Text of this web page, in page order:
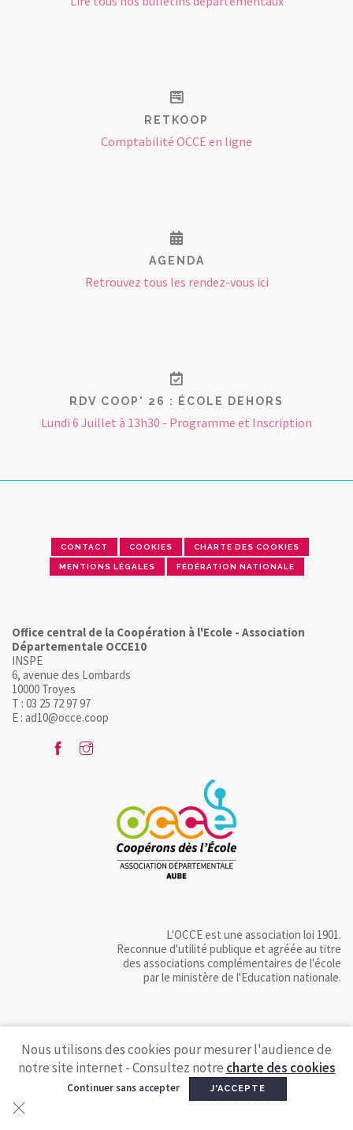
RETKOOP
Comptabilité OCCE en ligne
AGENDA
Retrouvez tous les rendez-vous ici
RDV COOP' 26 : ÉCOLE DEHORS
Lundi 6 Juillet à 13h30 - Programme et Inscription
CONTACT COOKIES CHARTE DES COOKIES
MENTIONS LÉGALES FÉDÉRATION NATIONALE
Office central de la Coopération à l'Ecole - Association
Départementale OCCE10
INSPE
6, avenue des Lombards
10000 Troyes
T : 03 25 72 97 97
E : ad10@occe.coop
L'OCCE est une association loi 1901.
Reconnue d'utilité publique et agréée au titre
des associations complémentaires de l'école
par le ministère de l'Education nationale.
Nous utilisons des cookies pour mesurer l'audience de
notre site internet - Consultez notre charte des cookies
Continuer sans accepter J'ACCEPTE